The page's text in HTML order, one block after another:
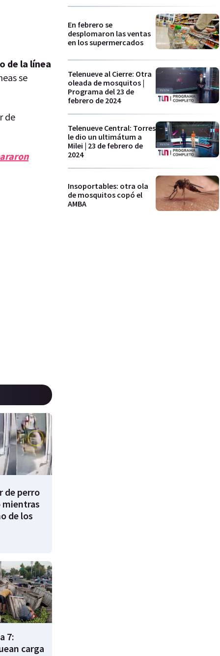
de la línea
se
de
de perro
mientras
de los
7:
carga
En febrero se
desplomaron las ventas
en los supermercados
Telenueve al Cierre: Otra
oleada de mosquitos |
Programa del 23 de
febrero de 2024
Telenueve Central: Torres
le dio un ultimátum a
Milei | 23 de febrero de
2024
Insoportables: otra ola
de mosquitos copó el
AMBA